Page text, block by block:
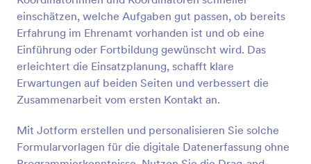
einschätzen, welche Aufgaben gut passen, ob bereits
Erfahrung im Ehrenamt vorhanden ist und ob eine
Einführung oder Fortbildung gewünscht wird. Das
erleichtert die Einsatzplanung, schafft klare
Erwartungen auf beiden Seiten und verbessert die
Zusammenarbeit vom ersten Kontakt an.
Mit Jotform erstellen und personalisieren Sie solche
Formularvorlagen für die digitale Datenerfassung ohne